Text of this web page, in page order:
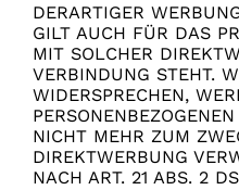
DERARTIGER
GILT AUCH FÜR DAS
MIT SOLCHER
VERBINDUNG STEHT.
WIDERSPRECHEN,
NICHT MEHR ZUM
DIREKTWERBUNG
NACH ART. 21 ABS. 2